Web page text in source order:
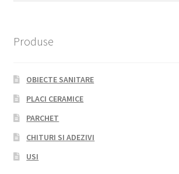
Produse
OBIECTE SANITARE
PLACI CERAMICE
PARCHET
CHITURI SI ADEZIVI
USI